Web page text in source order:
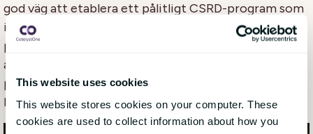
This website uses cookies
This website stores cookies on your computer. These
cookies are used to collect information about how you
god väg att etablera ett pålitligt CSRD-program som
inte bara uppfyller gällande direktiv utan också
positionerar ditt företag för en hållbar och socialt
ansvarsfull framtid. Omfamna förändringen, driv en
positiv organisationsförändring och bidra till en mer
hållbar framtid genom CSRD.